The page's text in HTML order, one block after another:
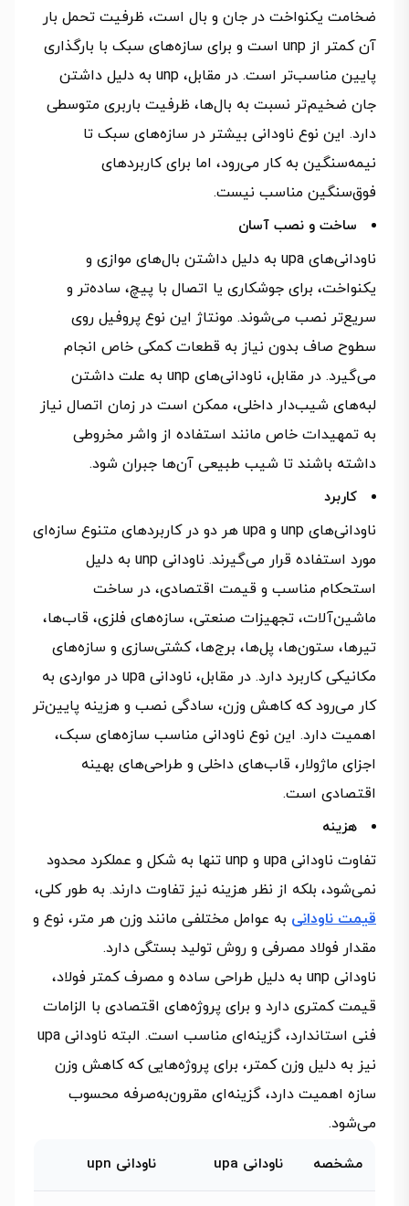
ضخامت یکنواخت در جان و بال است، ظرفیت تحمل بار
آن کمتر از unp است و برای سازه‌های سبک با بارگذاری
پایین مناسب‌تر است. در مقابل، unp به دلیل داشتن
جان ضخیم‌تر نسبت به بال‌ها، ظرفیت باربری متوسطی
دارد. این نوع ناودانی بیشتر در سازه‌های سبک تا
نیمه‌سنگین به کار می‌رود، اما برای کاربردهای
فوق‌سنگین مناسب نیست.
ساخت و نصب آسان
ناودانی‌های upa به دلیل داشتن بال‌های موازی و
یکنواخت، برای جوشکاری یا اتصال با پیچ، ساده‌تر و
سریع‌تر نصب می‌شوند. مونتاژ این نوع پروفیل روی
سطوح صاف بدون نیاز به قطعات کمکی خاص انجام
می‌گیرد. در مقابل، ناودانی‌های unp به علت داشتن
لبه‌های شیب‌دار داخلی، ممکن است در زمان اتصال نیاز
به تمهیدات خاص مانند استفاده از واشر مخروطی
داشته باشند تا شیب طبیعی آن‌ها جبران شود.
کاربرد
ناودانی‌های unp و upa هر دو در کاربردهای متنوع سازه‌ای
مورد استفاده قرار می‌گیرند. ناودانی unp به دلیل
استحکام مناسب و قیمت اقتصادی، در ساخت
ماشین‌آلات، تجهیزات صنعتی، سازه‌های فلزی، قاب‌ها،
تیرها، ستون‌ها، پل‌ها، برج‌ها، کشتی‌سازی و سازه‌های
مکانیکی کاربرد دارد. در مقابل، ناودانی upa در مواردی به
کار می‌رود که کاهش وزن، سادگی نصب و هزینه پایین‌تر
اهمیت دارد. این نوع ناودانی مناسب سازه‌های سبک،
اجزای ماژولار، قاب‌های داخلی و طراحی‌های بهینه
اقتصادی است.
هزینه
تفاوت ناودانی upa و unp تنها به شکل و عملکرد محدود
نمی‌شود، بلکه از نظر هزینه نیز تفاوت دارند. به طور کلی،
قیمت ناودانی به عوامل مختلفی مانند وزن هر متر، نوع و
مقدار فولاد مصرفی و روش تولید بستگی دارد.
ناودانی unp به دلیل طراحی ساده و مصرف کمتر فولاد،
قیمت کمتری دارد و برای پروژه‌های اقتصادی با الزامات
فنی استاندارد، گزینه‌ای مناسب است. البته ناودانی upa
نیز به دلیل وزن کمتر، برای پروژه‌هایی که کاهش وزن
سازه اهمیت دارد، گزینه‌ای مقرون‌به‌صرفه محسوب
می‌شود.
مشخصه ناودانی upa ناودانی upn